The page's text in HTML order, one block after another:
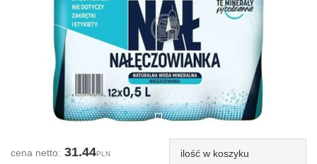
cena netto: 31.44PLN ilość w koszyku